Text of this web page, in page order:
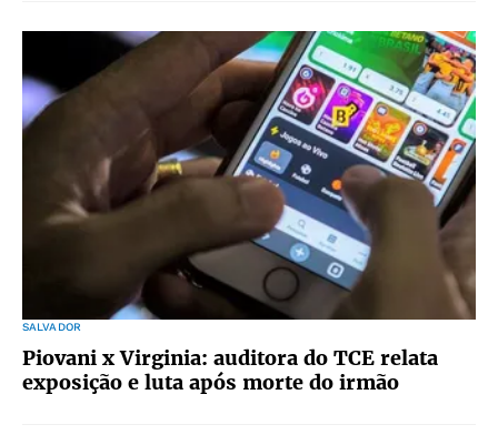
SALVADOR
Piovani x Virginia: auditora do TCE relata
exposição e luta após morte do irmão